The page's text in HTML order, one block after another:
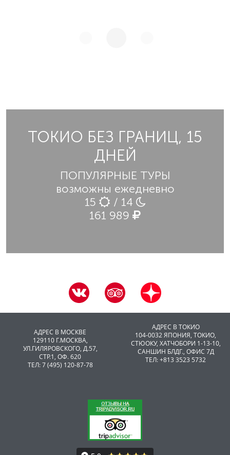
ТОКИО БЕЗ ГРАНИЦ, 15
ДНЕЙ
ПОПУЛЯРНЫЕ ТУРЫ
возможны ежедневно
15
/ 14
161 989
АДРЕС В МОСКВЕ
129110 Г.МОСКВА,
УЛ.ГИЛЯРОВСКОГО, Д.57,
СТР.1, ОФ. 620
ТЕЛ: 7 (495) 120-87-78
АДРЕС В ТОКИО
104-0032 ЯПОНИЯ, ТОКИО,
CТЮОКУ, ХАТЧОБОРИ 1-13-10,
САНШИН БЛДГ., ОФИС 7Д
ТЕЛ: +813 3523 5732